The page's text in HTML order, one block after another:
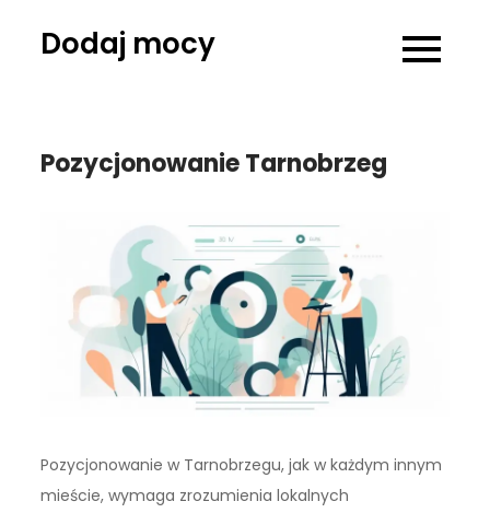
Dodaj mocy
Pozycjonowanie Tarnobrzeg
Pozycjonowanie w Tarnobrzegu, jak w każdym innym
mieście, wymaga zrozumienia lokalnych